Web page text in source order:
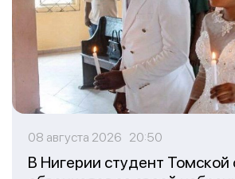
08 августа 2026 20:50
В Нигерии студент